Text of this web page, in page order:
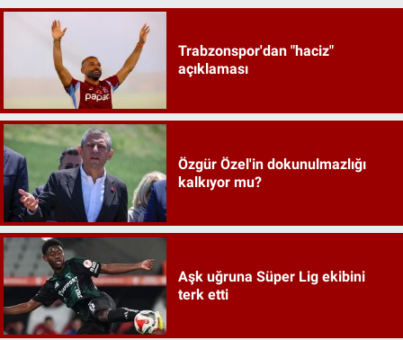
Trabzonspor'dan "haciz"
açıklaması
Özgür Özel'in dokunulmazlığı
kalkıyor mu?
Aşk uğruna Süper Lig ekibini
terk etti